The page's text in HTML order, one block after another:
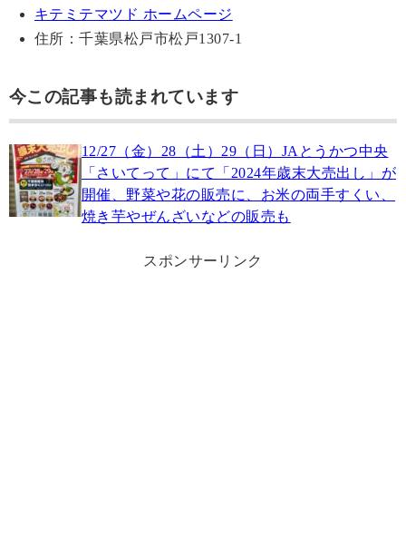
キテミテマツド ホームページ
住所：千葉県松戸市松戸1307-1
今この記事も読まれています
12/27（金）28（土）29（日）JAとうかつ中央
「さいてって」にて「2024年歳末大売出し」が
開催、野菜や花の販売に、お米の両手すくい、
焼き芋やぜんざいなどの販売も
スポンサーリンク